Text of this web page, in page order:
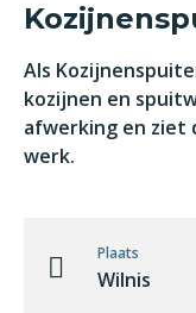
Als
kozijnen en
afwerking en ziet
werk.
Plaats
Wilnis